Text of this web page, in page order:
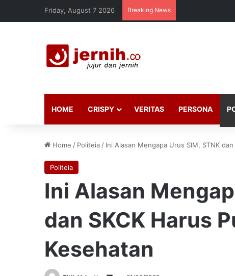
Friday, August 7 2026 Breaking News
HOME CRISPY VERITAS PERSONA
Home / Politeia / Ini Alasan Mengapa Urus SIM, STNK
Politeia
Ini Alasan
dan SKCK Harus
Kesehatan